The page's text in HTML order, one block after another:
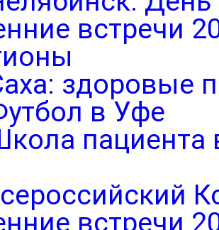
встречи
здоровые
в Уфе
пациента
встречи